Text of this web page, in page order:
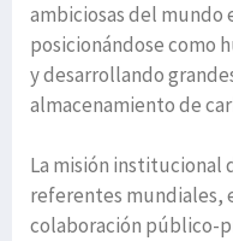
ambiciosas del mundo
posicionándose como
y desarrollando
almacenamiento de
La misión institucional
referentes mundiales,
colaboración público-